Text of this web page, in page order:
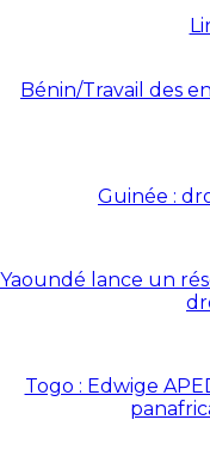
Bénin/Travail des
Guinée :
Yaoundé lance un
Togo : Edwige